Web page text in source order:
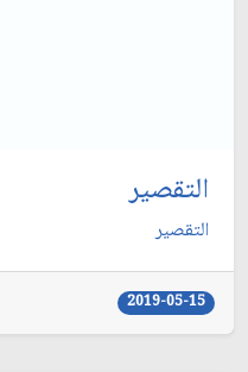
التقصير
التقصير
2019-05-15